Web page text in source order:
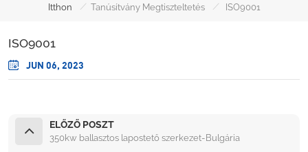
Itthon / Tanúsítvány Megtiszteltetés / ISO9001
ISO9001
JUN 06, 2023
ELŐZŐ POSZT
350kw ballasztos lapostető szerkezet-Bulgária